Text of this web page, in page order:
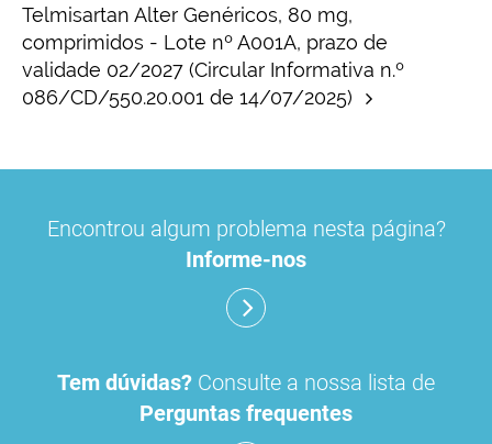
Telmisartan Alter Genéricos, 80 mg,
comprimidos - Lote nº A001A, prazo de
validade 02/2027 (Circular Informativa n.º
086/CD/550.20.001 de 14/07/2025)
Encontrou algum problema nesta página?
Informe-nos
Tem dúvidas? Consulte a nossa lista de
Perguntas frequentes